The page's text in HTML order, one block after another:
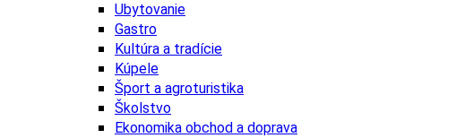
Ubytovanie
Gastro
Kultúra a tradície
Kúpele
Šport a agroturistika
Školstvo
Ekonomika obchod a doprava